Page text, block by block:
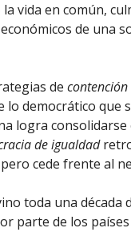
vida en común,
de una
de
lo democrático
logra
de igualdad
cede frente al
toda una
parte de los